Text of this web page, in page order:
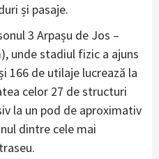
și pasaje.
3 Arpașu de Jos –
unde stadiul fizic a ajuns
166 de utilaje lucrează la
celor 27 de structuri
la un pod de aproximativ
dintre cele mai